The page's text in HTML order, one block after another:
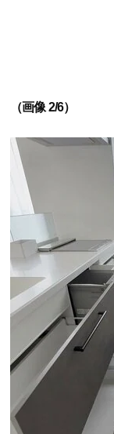
（画像 2/6）